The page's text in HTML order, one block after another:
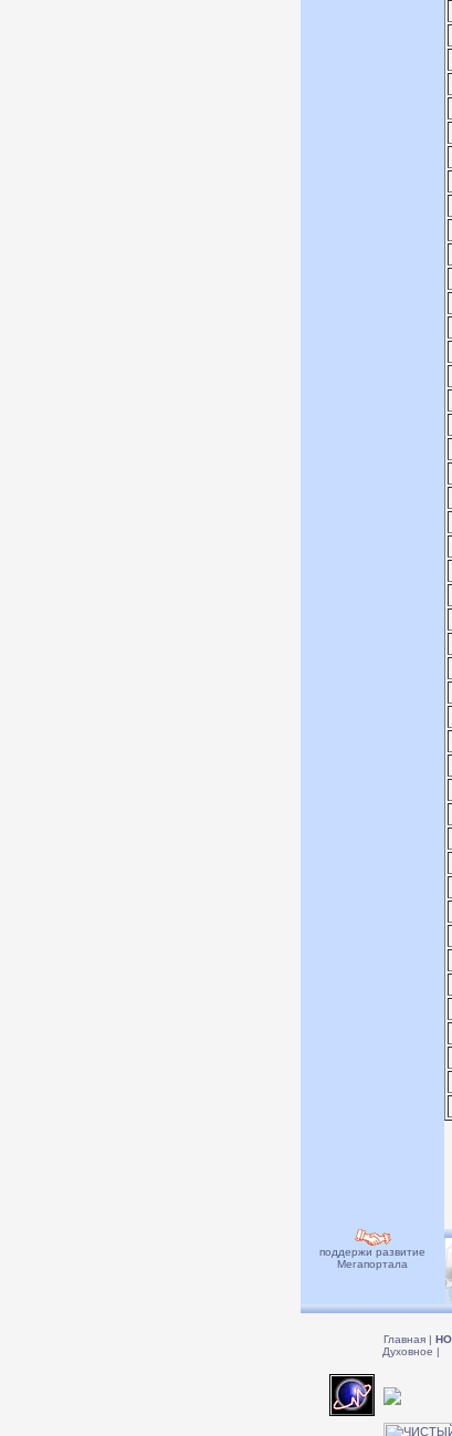
поддержи развитие
Мегапортала
Главная |
Духовное |